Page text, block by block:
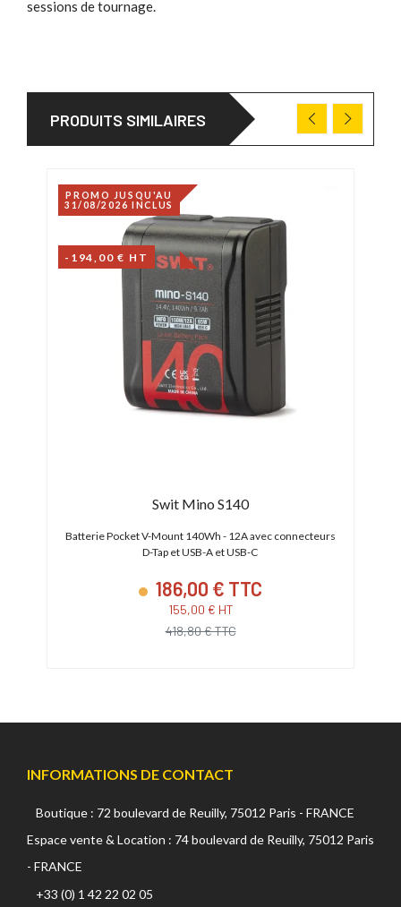
sessions de tournage.
PRODUITS SIMILAIRES
PROMO JUSQU'AU
31/08/2026 INCLUS
-194,00 € HT
Swit Mino S140
Batterie Pocket V-Mount 140Wh - 12A avec connecteurs
D-Tap et USB-A et USB-C
186,00 € TTC
155,00 € HT
418,80 € TTC
INFORMATIONS DE CONTACT
Boutique : 72 boulevard de Reuilly, 75012 Paris - FRANCE
Espace vente & Location : 74 boulevard de Reuilly, 75012 Paris
- FRANCE
+33 (0) 1 42 22 02 05